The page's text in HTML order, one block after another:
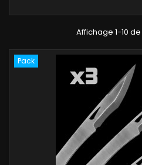
Affichage 1-10
Pack